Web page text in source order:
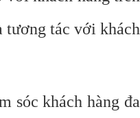
tương tác với khách
sóc khách hàng đa